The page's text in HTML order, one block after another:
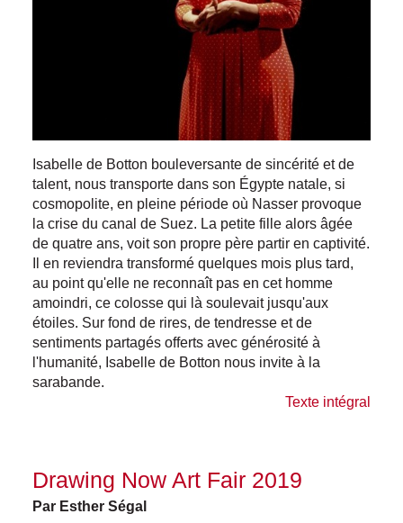
Isabelle de Botton bouleversante de sincérité et de
talent, nous transporte dans son Égypte natale, si
cosmopolite, en pleine période où Nasser provoque
la crise du canal de Suez. La petite fille alors âgée
de quatre ans, voit son propre père partir en captivité.
Il en reviendra transformé quelques mois plus tard,
au point qu'elle ne reconnaît pas en cet homme
amoindri, ce colosse qui là soulevait jusqu'aux
étoiles. Sur fond de rires, de tendresse et de
sentiments partagés offerts avec générosité à
l'humanité, Isabelle de Botton nous invite à la
sarabande.
Texte intégral
Drawing Now Art Fair 2019
Par Esther Ségal